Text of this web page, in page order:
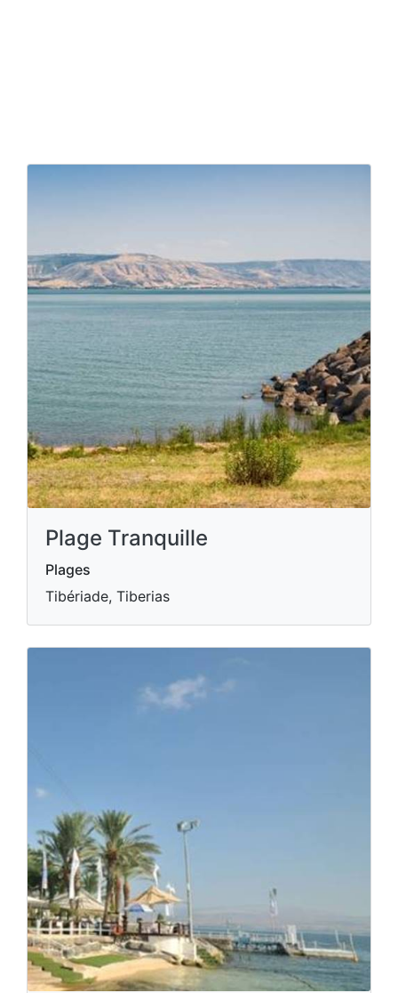
Plage Tranquille
Plages
Tibériade, Tiberias